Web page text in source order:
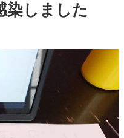
しました